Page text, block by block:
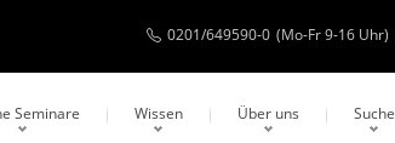
0201/649590-0 (Mo-Fr 9-16 Uhr)
Seminare Wissen Über uns Suche